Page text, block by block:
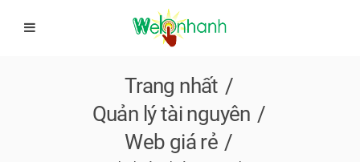
Trang nhất
Quản lý tài nguyên
Web giá rẻ